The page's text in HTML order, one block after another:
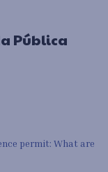
Pública